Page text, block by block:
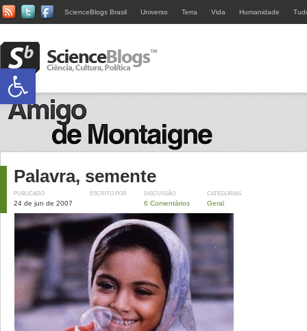
ScienceBlogs Brasil Universo Terra Vida Humanidade
Palavra, semente
PUBLICADO
24 de jun de 2007
ESCRITO POR DISCUSSÃO
6 Comentários
CATEGORIAS
Geral
Abrir a barra de ferramentas